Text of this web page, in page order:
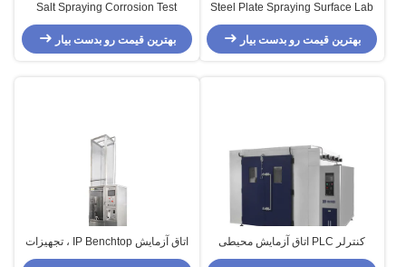
Steel Plate Spraying Surface Lab
Air Dry Testing Ovens , vacumn
drying oven, Environmental Test
Chambers
بهترین قیمت رو بدست بیار
Salt Spraying Corrosion Test
Chamber / Environmental Test
Chambers for PVC Rigid Plastic
Board
بهترین قیمت رو بدست بیار
کنترلر PLC اتاق آزمایش محیطی
راهپیمایی دما و رطوبت ثابت
اتاق آزمایش IP Benchtop ، تجهیزات
آزمایش محیط زیست صفحه لمسی